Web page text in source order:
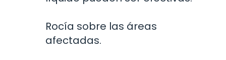
Rocía sobre las áreas
afectadas.